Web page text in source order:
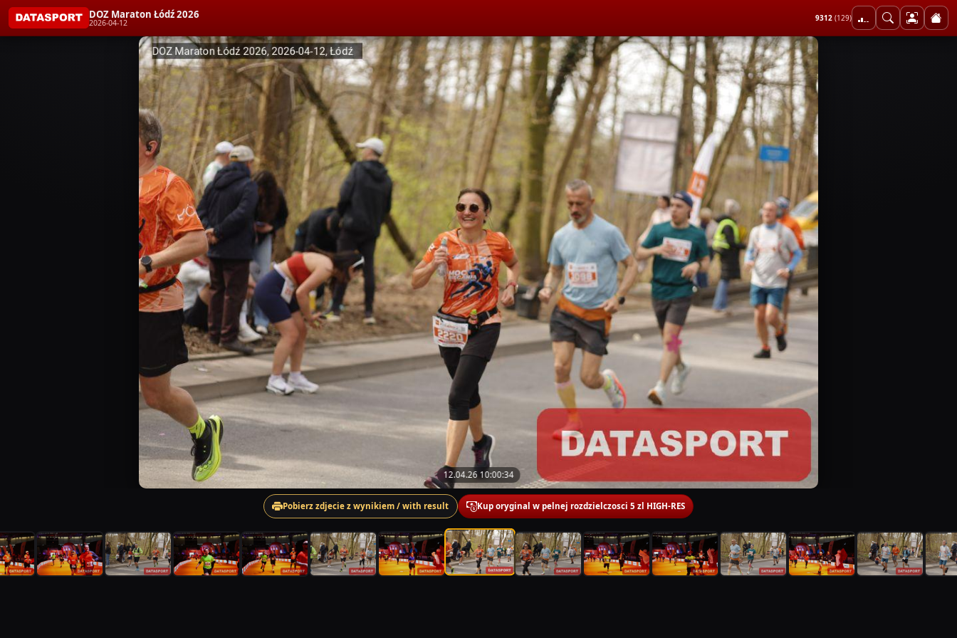
DOZ Maraton Łódź 2026
2026-04-12 9312 (129)
12.04.26 10:00:34
Pobierz zdjecie z wynikiem / with result Kup oryginal w pelnej rozdzielczosci 5 zl HIGH-RES